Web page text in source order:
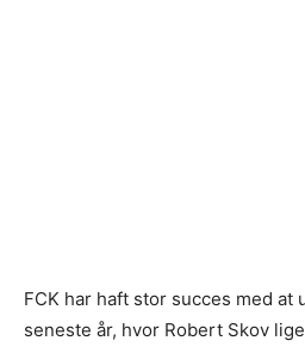
FCK har haft stor succes med at
seneste år, hvor Robert Skov